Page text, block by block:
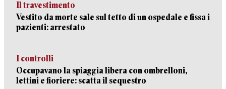
Il travestimento
Vestito da morte sale sul tetto di un ospedale e fissa i
pazienti: arrestato
I controlli
Occupavano la spiaggia libera con ombrelloni,
lettini e fioriere: scatta il sequestro